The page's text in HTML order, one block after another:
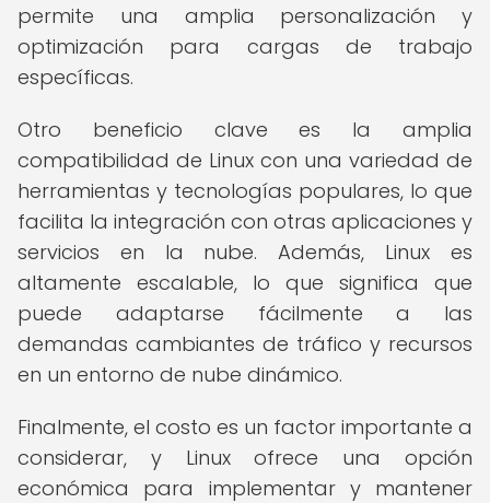
permite una amplia personalización y
optimización para cargas de trabajo
específicas.
Otro beneficio clave es la amplia
compatibilidad de Linux con una variedad de
herramientas y tecnologías populares, lo que
facilita la integración con otras aplicaciones y
servicios en la nube. Además, Linux es
altamente escalable, lo que significa que
puede adaptarse fácilmente a las
demandas cambiantes de tráfico y recursos
en un entorno de nube dinámico.
Finalmente, el costo es un factor importante a
considerar, y Linux ofrece una opción
económica para implementar y mantener